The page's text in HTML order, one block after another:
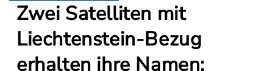
Zwei Satelliten mit
Liechtenstein-Bezug
erhalten ihre Namen: